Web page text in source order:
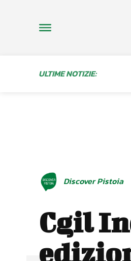
ULTIME NOTIZIE:
Discover Pistoia
Cgil